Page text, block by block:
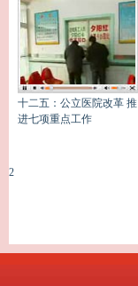
十二五：公立医院改革 推
进七项重点工作
2